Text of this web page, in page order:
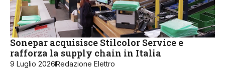
Sonepar acquisisce Stilcolor Service e
rafforza la supply chain in Italia
9 Luglio 2026Redazione Elettro